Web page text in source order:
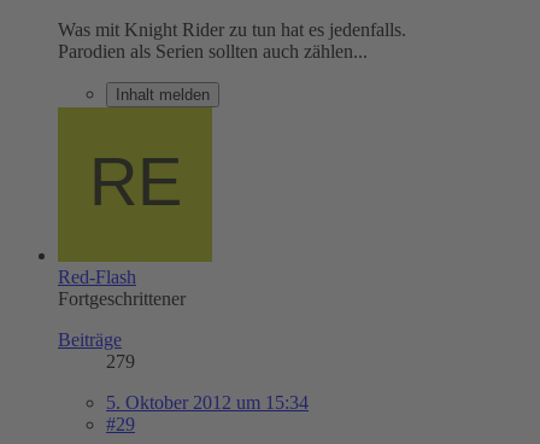
Was mit Knight Rider zu tun hat es jedenfalls.
Parodien als Serien sollten auch zählen...
Inhalt melden
Red-Flash
Fortgeschrittener
Beiträge
279
5. Oktober 2012 um 15:34
#29